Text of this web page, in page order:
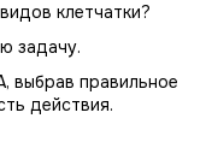
клетчатки?
задачу.
выбрав правильное
действия.